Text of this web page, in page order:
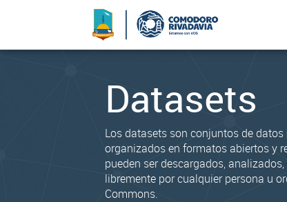
Datasets
Los datasets son conjuntos de
organizados en formatos abiertos y
pueden ser descargados,
libremente por cualquier persona u
Commons.